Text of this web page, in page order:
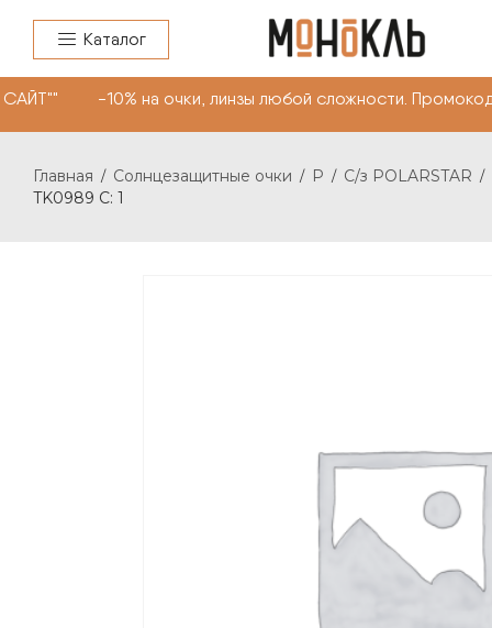
Каталог
-10% на очки, линзы любой сложности.
Главная / Солнцезащитные очки / P / С/з POLARSTAR /
TK0989 C: 1